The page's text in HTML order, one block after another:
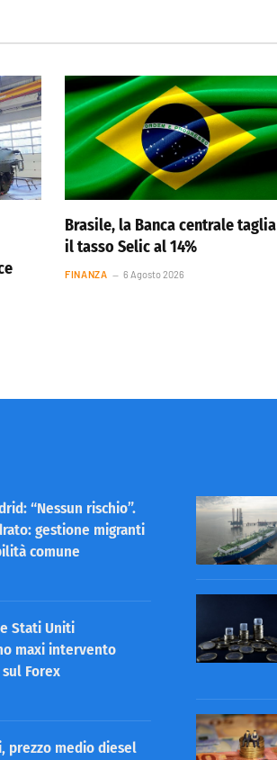
Brasile, la Banca centrale taglia
il tasso Selic al 14%
FINANZA 6 Agosto 2026
“Nessun rischio”.
gestione migranti
comune
Stati Uniti
maxi intervento
Forex
prezzo medio diesel